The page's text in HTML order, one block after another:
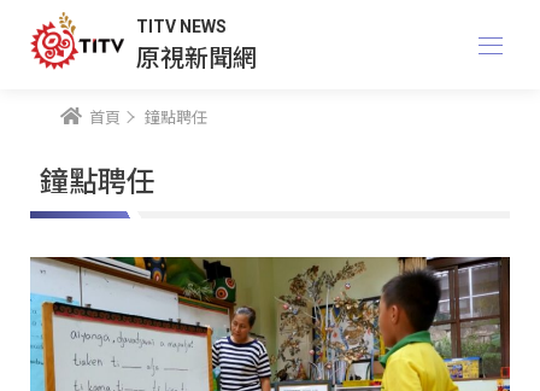
TITV NEWS
原視新聞網
首頁 鐘點聘任
鐘點聘任